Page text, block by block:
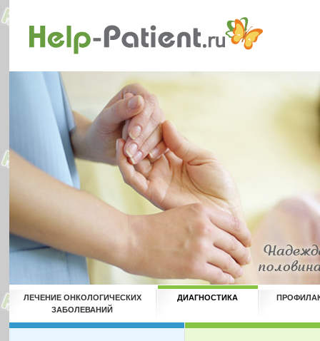
ЛЕЧЕНИЕ ОНКОЛОГИЧЕСКИХ
ЗАБОЛЕВАНИЙ
ДИАГНОСТИКА